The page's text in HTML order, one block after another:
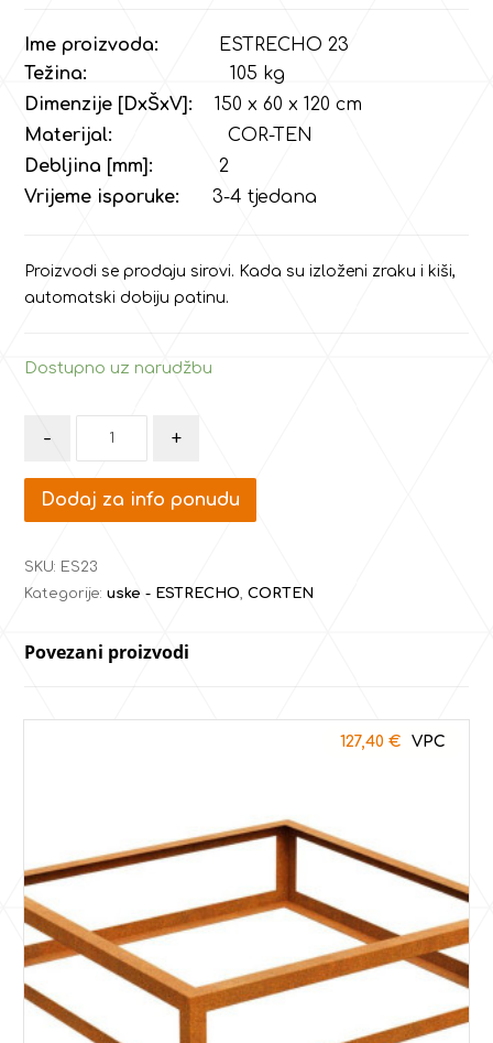
Ime proizvoda:
ESTRECHO 23
Težina:
105 kg
Dimenzije [DxŠxV]:
150 x 60 x 120 cm
Materijal:
COR-TEN
Debljina [mm]:
2
Vrijeme isporuke:
3-4 tjedana
Proizvodi se prodaju sirovi. Kada su izloženi zraku i kiši,
automatski dobiju patinu.
Dostupno uz narudžbu
- +
Dodaj za info ponudu
SKU: ES23
Kategorije:uske - ESTRECHO ,CORTEN
Povezani proizvodi
127,40 €